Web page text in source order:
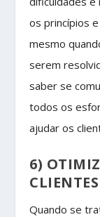
os princípios
mesmo
serem
saber se
todos os
ajudar os
6)
CLIENTES
Quando se